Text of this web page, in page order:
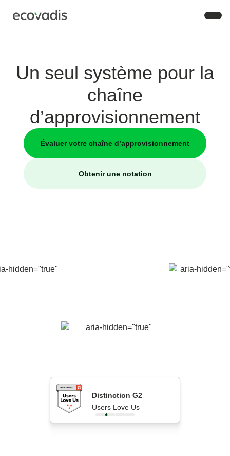
Un seul système pour la
chaîne
d’approvisionnement
Évaluer votre chaîne d’approvisionnement
Obtenir une notation
Les 50 meilleurs logiciels
Distinction G2
Users Love Us